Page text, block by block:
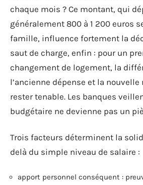
chaque mois ? Ce montant, qui
généralement 800 à 1 200 euros
famille, influence fortement la
saut de charge, enfin : pour un
changement de logement, la
l’ancienne dépense et la
rester tenable. Les banques
budgétaire ne devienne pas un
Trois facteurs déterminent la
delà du simple niveau de salaire :
apport personnel conséquent :